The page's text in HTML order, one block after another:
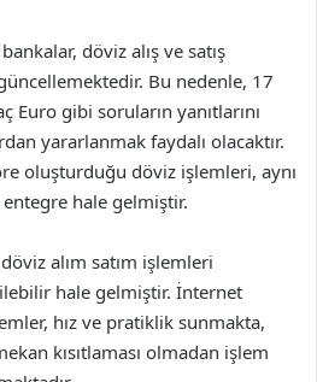
döviz alış ve satış
Bu nedenle, 17
Euro gibi soruların yanıtlarını
yararlanmak faydalı olacaktır.
oluşturduğu döviz işlemleri, aynı
hale gelmiştir.
alım satım işlemleri
hale gelmiştir. İnternet
hız ve pratiklik sunmakta,
kısıtlaması olmadan işlem